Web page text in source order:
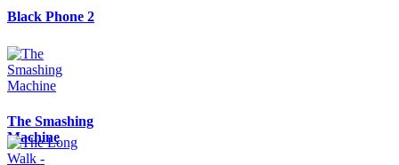
Black Phone 2
The Smashing
Machine